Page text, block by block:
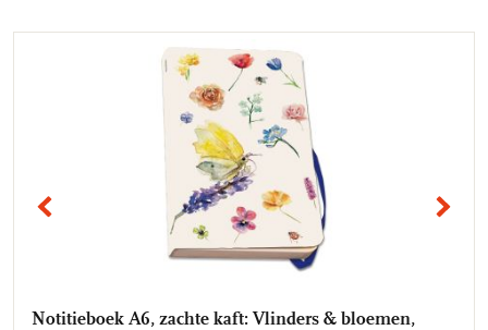
VORIGE
Notitieboek A6, zachte kaft: Vlinders & bloemen,
Notitieboek A6, zachte kaft: Boterbloempje,